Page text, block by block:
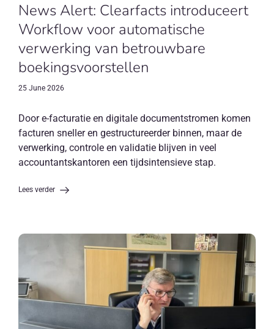
News Alert: Clearfacts introduceert
Workflow voor automatische
verwerking van betrouwbare
boekingsvoorstellen
25 June 2026
Door e-facturatie en digitale documentstromen komen
facturen sneller en gestructureerder binnen, maar de
verwerking, controle en validatie blijven in veel
accountantskantoren een tijdsintensieve stap.
Lees verder